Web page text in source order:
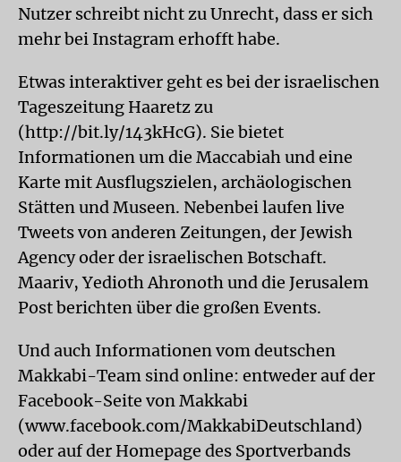
Nutzer schreibt nicht zu Unrecht, dass er sich
mehr bei Instagram erhofft habe.
Etwas interaktiver geht es bei der israelischen
Tageszeitung Haaretz zu
(http://bit.ly/143kHcG). Sie bietet
Informationen um die Maccabiah und eine
Karte mit Ausflugszielen, archäologischen
Stätten und Museen. Nebenbei laufen live
Tweets von anderen Zeitungen, der Jewish
Agency oder der israelischen Botschaft.
Maariv, Yedioth Ahronoth und die Jerusalem
Post berichten über die großen Events.
Und auch Informationen vom deutschen
Makkabi-Team sind online: entweder auf der
Facebook-Seite von Makkabi
(www.facebook.com/MakkabiDeutschland)
oder auf der Homepage des Sportverbands